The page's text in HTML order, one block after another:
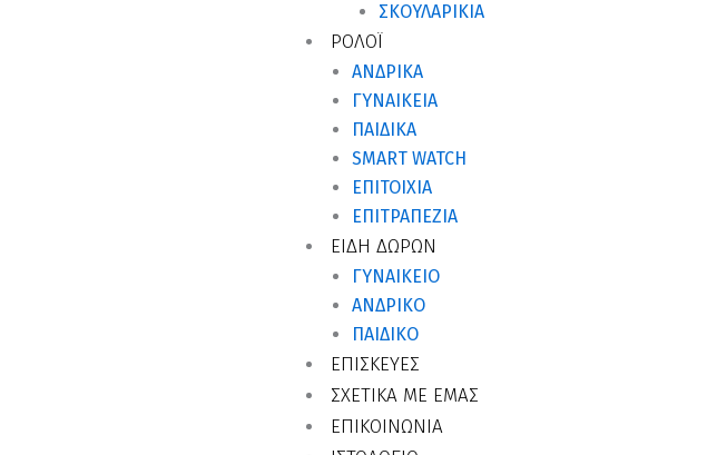
ΣΚΟΥΛΑΡΊΚΙΑ
ΡΟΛΟΪ
ΑΝΔΡΙΚΆ
ΓΥΝΑΙΚΕΊΑ
ΠΑΙΔΙΚΆ
SMART WATCH
ΕΠΙΤΟΊΧΙΑ
ΕΠΙΤΡΑΠΈΖΙΑ
ΕΙΔΗ ΔΩΡΩΝ
ΓΥΝΑΙΚΕΊΟ
ΑΝΔΡΙΚΌ
ΠΑΙΔΙΚΌ
ΕΠΙΣΚΕΥΕΣ
ΣΧΕΤΙΚΑ ΜΕ ΕΜΑΣ
ΕΠΙΚΟΙΝΩΝΙΑ